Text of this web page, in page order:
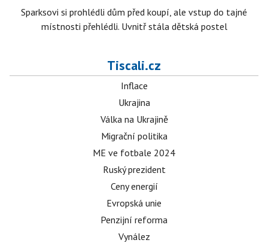
Sparksovi si prohlédli dům před koupí, ale vstup do tajné
místnosti přehlédli. Uvnitř stála dětská postel
Tiscali.cz
Inflace
Ukrajina
Válka na Ukrajině
Migrační politika
ME ve fotbale 2024
Ruský prezident
Ceny energií
Evropská unie
Penzijní reforma
Vynález